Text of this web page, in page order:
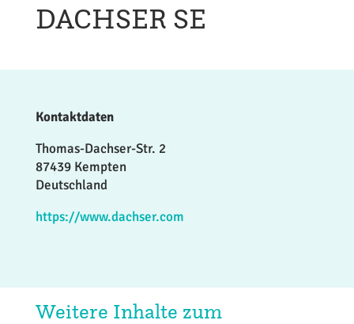
DACHSER SE
Kontaktdaten
Thomas-Dachser-Str. 2
87439 Kempten
Deutschland
https://www.dachser.com
Weitere Inhalte zum